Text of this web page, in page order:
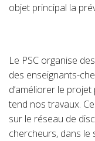
objet principal la
Le PSC organise
des enseignants-
d’améliorer le
tend nos travaux.
sur le réseau de
chercheurs, dans